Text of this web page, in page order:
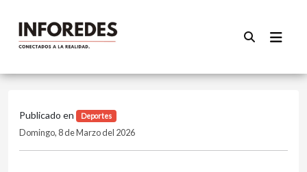
Publicado en Deportes
Domingo, 8 de Marzo del 2026